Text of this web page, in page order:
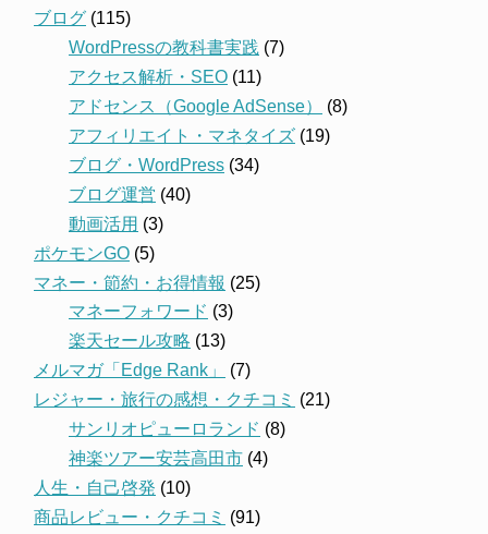
ブログ (115)
WordPressの教科書実践 (7)
アクセス解析・SEO (11)
アドセンス（Google AdSense）
(8)
アフィリエイト・マネタイズ (19)
ブログ・WordPress (34)
ブログ運営 (40)
動画活用 (3)
ポケモンGO (5)
マネー・節約・お得情報 (25)
マネーフォワード (3)
楽天セール攻略 (13)
メルマガ「Edge Rank」
(7)
レジャー・旅行の感想・クチコミ (21)
サンリオピューロランド (8)
神楽ツアー安芸高田市 (4)
人生・自己啓発 (10)
商品レビュー・クチコミ (91)